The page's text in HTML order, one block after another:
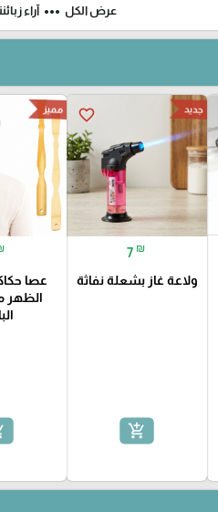
عرض الكل more_horiz آراء
favorite_border جديد
7 ₪
ولاعة غاز بشعلة نفاثة
add_shopping_cart
مميز
عصا